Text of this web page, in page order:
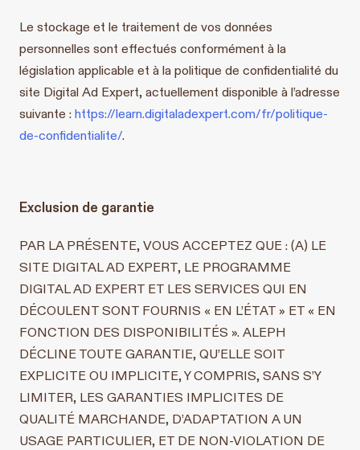
Le stockage et le traitement de vos données
personnelles sont effectués conformément à la
législation applicable et à la politique de confidentialité du
site Digital Ad Expert, actuellement disponible à l’adresse
suivante :https://learn.digitaladexpert.com/fr/politique-
de-confidentialite/.
Exclusion de garantie
PAR LA PRÉSENTE, VOUS ACCEPTEZ QUE : (A) LE
SITE DIGITAL AD EXPERT, LE PROGRAMME
DIGITAL AD EXPERT ET LES SERVICES QUI EN
DÉCOULENT SONT FOURNIS « EN L’ÉTAT » ET « EN
FONCTION DES DISPONIBILITÉS ». ALEPH
DÉCLINE TOUTE GARANTIE, QU’ELLE SOIT
EXPLICITE OU IMPLICITE, Y COMPRIS, SANS S’Y
LIMITER, LES GARANTIES IMPLICITES DE
QUALITÉ MARCHANDE, D’ADAPTATION A UN
USAGE PARTICULIER, ET DE NON-VIOLATION DE